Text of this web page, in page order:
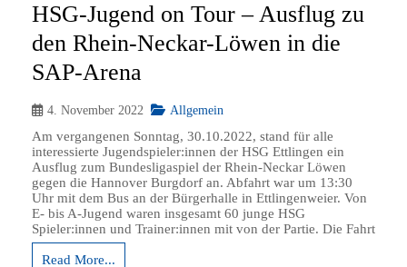
HSG-Jugend on Tour – Ausflug zu
den Rhein-Neckar-Löwen in die
SAP-Arena
4. November 2022
Allgemein
Am vergangenen Sonntag, 30.10.2022, stand für alle
interessierte Jugendspieler:innen der HSG Ettlingen ein
Ausflug zum Bundesligaspiel der Rhein-Neckar Löwen
gegen die Hannover Burgdorf an. Abfahrt war um 13:30
Uhr mit dem Bus an der Bürgerhalle in Ettlingenweier. Von
E- bis A-Jugend waren insgesamt 60 junge HSG
Spieler:innen und Trainer:innen mit von der Partie. Die Fahrt
Read More...